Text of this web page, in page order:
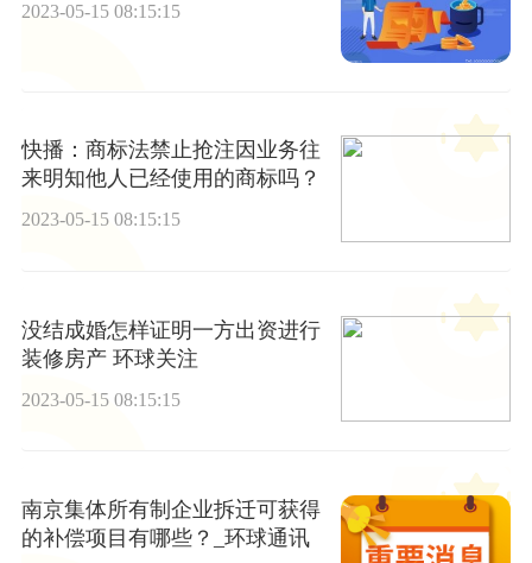
2023-05-15 08:15:15
快播：商标法禁止抢注因业务往
来明知他人已经使用的商标吗？
2023-05-15 08:15:15
没结成婚怎样证明一方出资进行
装修房产 环球关注
2023-05-15 08:15:15
南京集体所有制企业拆迁可获得
的补偿项目有哪些？_环球通讯